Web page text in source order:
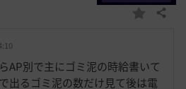
お
入
共有する
AP別で主にゴミ泥の時給書いて
出るゴミ泥の数だけ見て後は電